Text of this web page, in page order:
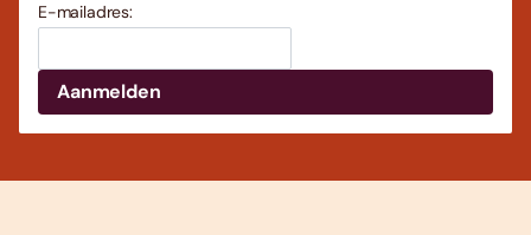
E-mailadres: